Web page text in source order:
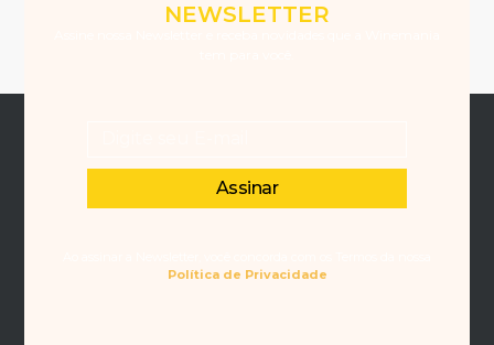
NEWSLETTER
Assinar
Política de Privacidade